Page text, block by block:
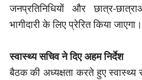
जनप्रतिनिधियों और छात्र-
भागीदारी के लिए प्रेरित किया जाएगा।
स्वास्थ्य सचिव ने दिए अहम निर्देश
बैठक की अध्यक्षता करते हुए